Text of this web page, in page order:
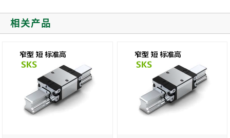
相关产品